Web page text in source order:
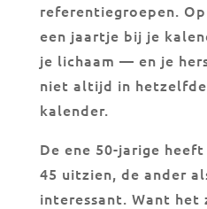
referentiegroepen.
een jaartje bij je
je lichaam — en je
niet altijd in
kalender.
De ene 50-jarige
45 uitzien, de ander
interessant. Want het